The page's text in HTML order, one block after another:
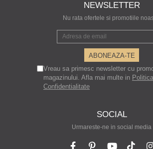
NEWSLETTER
Nu rata ofertele si promotiile
Vreau sa primesc newsletter cu
magazinului. Afla mai multe in
Confidentialitate
SOCIAL
Urmareste-ne in social media